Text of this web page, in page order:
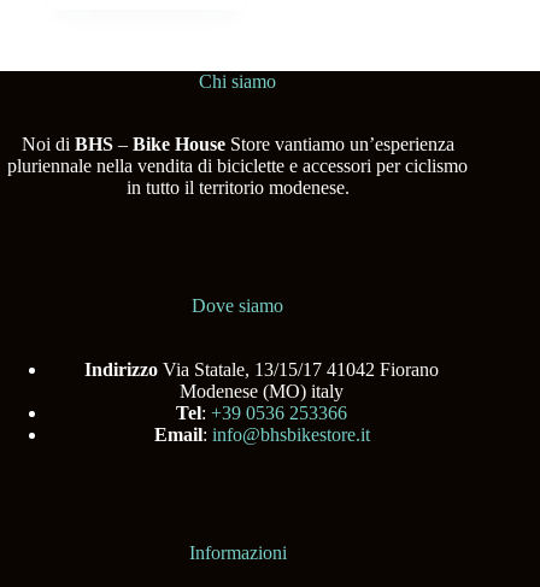
Chi siamo
Noi di BHS– Bike HouseStore vantiamo un’esperienza
pluriennale nella vendita di biciclette e accessori per ciclismo
in tutto il territorio modenese.
Dove siamo
Indirizzo Via Statale, 13/15/17 41042 Fiorano
Modenese (MO) italy
Tel:+39 0536 253366
Email: info@bhsbikestore.it
Informazioni